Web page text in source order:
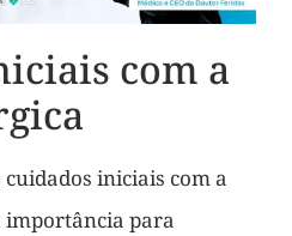
com a
iniciais com a
importância para